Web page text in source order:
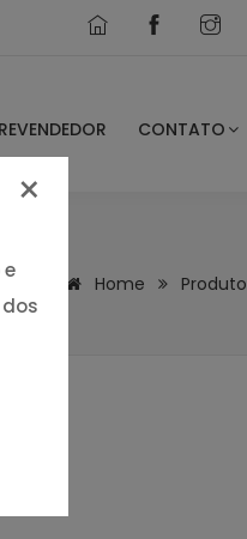
REVENDEDOR CONTATO
Home Produto
×